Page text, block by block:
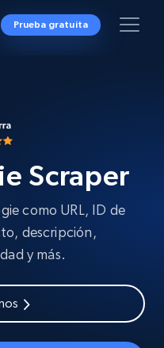
Prueba gratuita
Scraper
como URL, ID de
descripción,
y más.